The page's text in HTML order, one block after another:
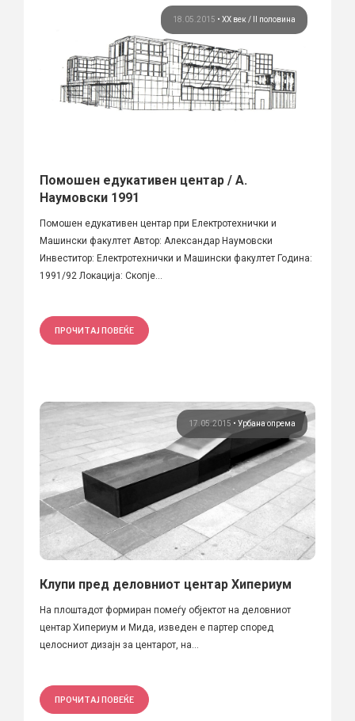
18.05.2015 • ХХ век / II половина
Помошен едукативен центар / А.
Наумовски 1991
Помошен едукативен центар при Електротехнички и
Машински факултет Автор: Александар Наумовски
Инвеститор: Електротехнички и Машински факултет Година:
1991/92 Локација: Скопје...
ПРОЧИТАЈ ПОВЕЌЕ
17.05.2015 • Урбана опрема
Клупи пред деловниот центар Хипериум
На плоштадот формиран помеѓу објектот на деловниот
центар Хипериум и Мида, изведен е партер според
целосниот дизајн за центарот, на...
ПРОЧИТАЈ ПОВЕЌЕ